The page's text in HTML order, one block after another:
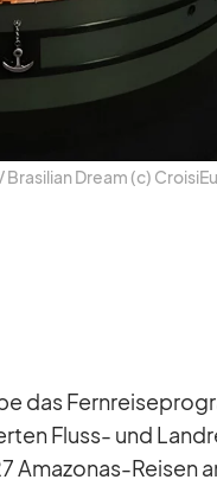
Bra­si­lian Dream (c)
das
Fluss- und
Ama­zo­nas-Rei­sen